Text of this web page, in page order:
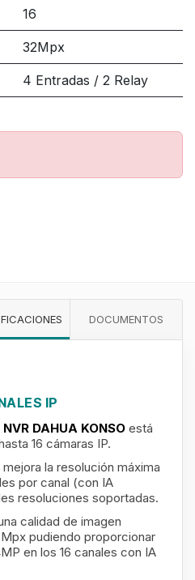
16
32Mpx
4 Entradas / 2 Relay
DOCUMENTOS
IP
DAHUA KONSO está
16 cámaras IP.
la resolución máxima
por canal (con IA
resoluciones soportadas.
calidad de imagen
pudiendo proporcionar
en los 16 canales con IA